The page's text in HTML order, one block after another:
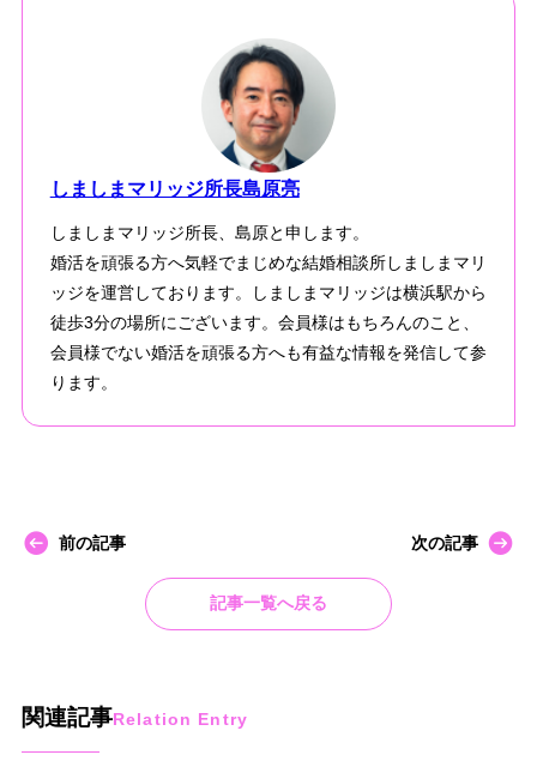
しましまマリッジ所長島原亮
しましまマリッジ所長、島原と申します。
婚活を頑張る方へ気軽でまじめな結婚相談所しましまマリ
ッジを運営しております。しましまマリッジは横浜駅から
徒歩3分の場所にございます。会員様はもちろんのこと、
会員様でない婚活を頑張る方へも有益な情報を発信して参
ります。
前の記事
記事一覧へ戻る
次の記事
関連記事Relation Entry